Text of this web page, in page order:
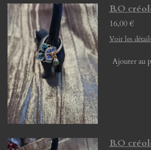
B.O
16,00 €
Voir les
Ajouter au
B.O